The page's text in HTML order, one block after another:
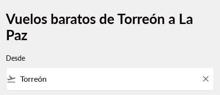
Vuelos baratos de Torreón a La
Paz
Desde
flight_takeoff close